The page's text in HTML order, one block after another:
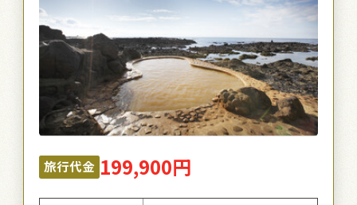
旅行代金 199,900円